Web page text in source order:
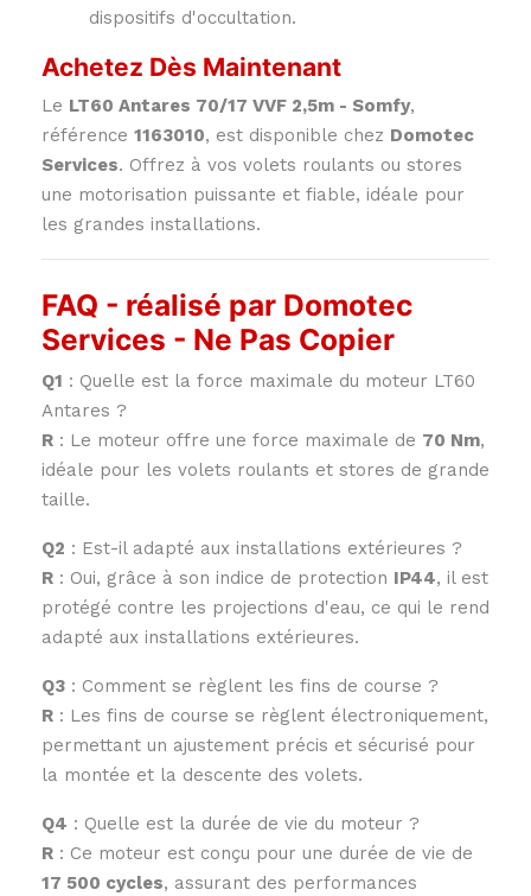
dispositifs d'occultation.
Achetez Dès Maintenant
Le LT60 Antares 70/17 VVF 2,5m - Somfy,
référence 1163010, est disponible chez Domotec
Services. Offrez à vos volets roulants ou stores
une motorisation puissante et fiable, idéale pour
les grandes installations.
FAQ - réalisé par Domotec
Services - Ne Pas Copier
Q1 : Quelle est la force maximale du moteur LT60
Antares ?
R : Le moteur offre une force maximale de 70 Nm,
idéale pour les volets roulants et stores de grande
taille.
Q2 : Est-il adapté aux installations extérieures ?
R : Oui, grâce à son indice de protection IP44, il est
protégé contre les projections d'eau, ce qui le rend
adapté aux installations extérieures.
Q3 : Comment se règlent les fins de course ?
R : Les fins de course se règlent électroniquement,
permettant un ajustement précis et sécurisé pour
la montée et la descente des volets.
Q4 : Quelle est la durée de vie du moteur ?
R : Ce moteur est conçu pour une durée de vie de
17 500 cycles, assurant des performances